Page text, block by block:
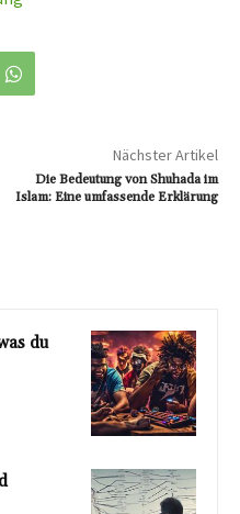
Nächster Artikel
Die Bedeutung von Shuhada im
Islam: Eine umfassende Erklärung
du